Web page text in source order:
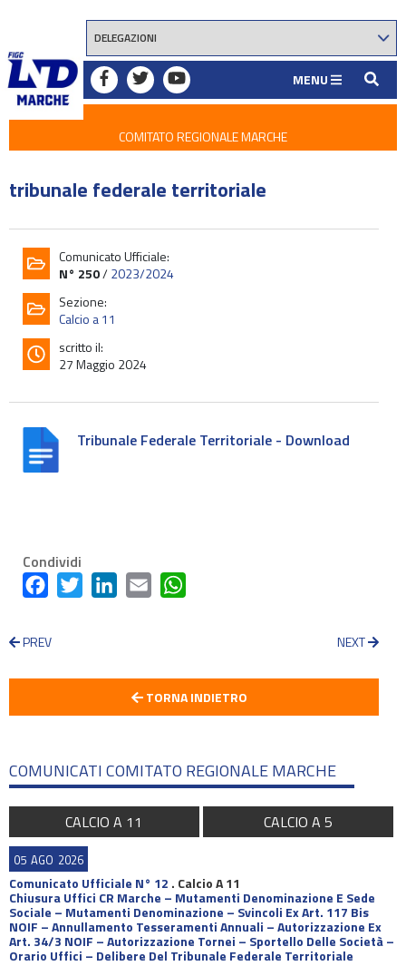
MENU
COMITATO REGIONALE MARCHE
tribunale federale territoriale
Comunicato Ufficiale:
N° 250/2023/2024
Sezione:
Calcio a 11
scritto il:
27 Maggio 2024
Tribunale Federale Territoriale - Download
Condividi
FacebookTwitter LinkedInEmail
PREV NEXT
TORNA INDIETRO
COMUNICATI COMITATO REGIONALE MARCHE
CALCIO A 11 CALCIO A 5
05 AGO 2026
Comunicato Ufficiale N° 12 . Calcio A 11
Chiusura Uffici CR Marche – Mutamenti Denominazione E Sede
Sociale – Mutamenti Denominazione – Svincoli Ex Art. 117 Bis
NOIF – Annullamento Tesseramenti Annuali – Autorizzazione Ex
Art. 34/3 NOIF – Autorizzazione Tornei – Sportello Delle Società –
Orario Uffici – Delibere Del Tribunale Federale Territoriale